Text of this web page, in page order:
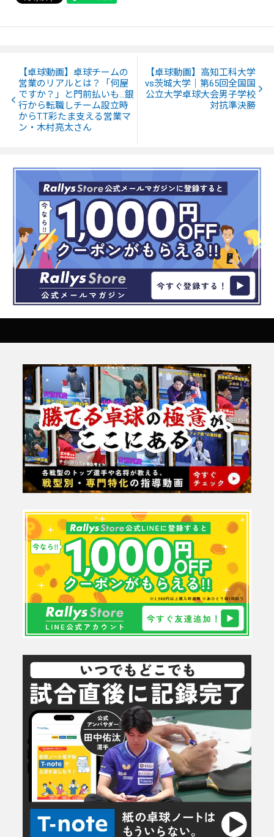
【卓球動画】卓球チームの
営業のリアルとは？「何屋
ですか？」と門前払いも…銀
行から転職しチーム設立時
からT.T彩たま支える営業マ
ン・木村亮太さん
【卓球動画】高知工科大学
vs茨城大学｜第65回全国国
公立大学卓球大会男子学校
対抗準決勝